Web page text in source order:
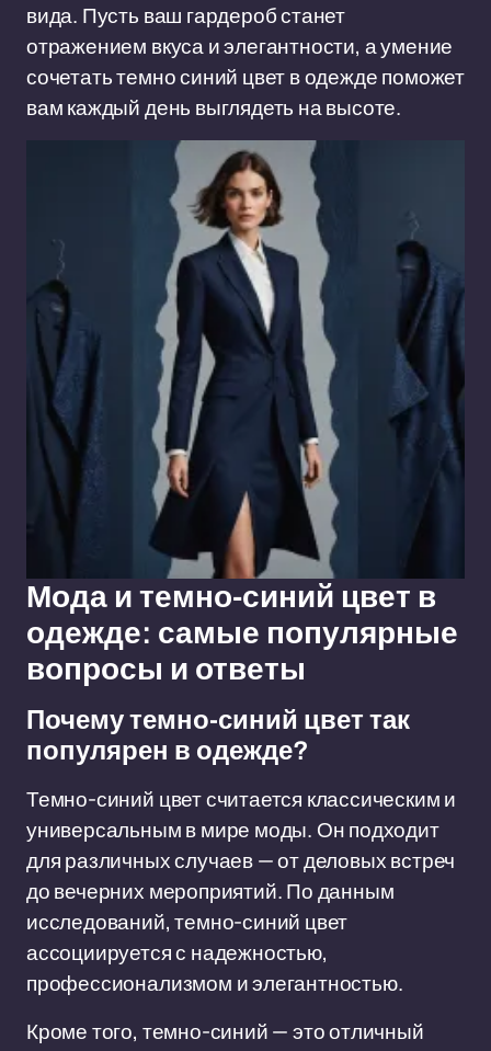
вида. Пусть ваш гардероб станет
отражением вкуса и элегантности, а умение
сочетать темно синий цвет в одежде поможет
вам каждый день выглядеть на высоте.
Мода и темно-синий цвет в
одежде: самые популярные
вопросы и ответы
Почему темно-синий цвет так
популярен в одежде?
Темно-синий цвет считается классическим и
универсальным в мире моды. Он подходит
для различных случаев — от деловых встреч
до вечерних мероприятий. По данным
исследований, темно-синий цвет
ассоциируется с надежностью,
профессионализмом и элегантностью.
Кроме того, темно-синий — это отличный